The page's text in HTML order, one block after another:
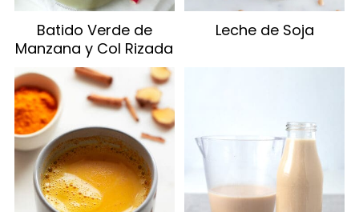
Batido Verde de
Manzana y Col Rizada
Leche de Soja